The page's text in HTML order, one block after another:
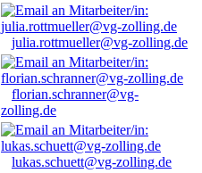
julia.rottmueller@vg-zolling.de
florian.schranner@vg-
zolling.de
lukas.schuett@vg-zolling.de